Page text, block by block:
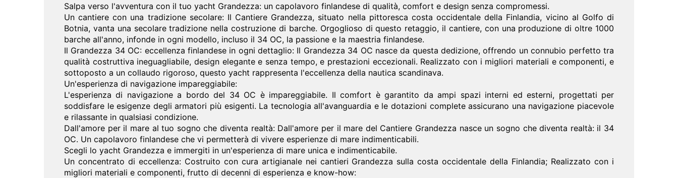
Salpa verso l'avventura con il tuo yacht Grandezza: un capolavoro finlandese di qualità, comfort e design senza compromessi.
Un cantiere con una tradizione secolare: Il Cantiere Grandezza, situato nella pittoresca costa occidentale della Finlandia, vicino al Golfo di
Botnia, vanta una secolare tradizione nella costruzione di barche. Orgoglioso di questo retaggio, il cantiere, con una produzione di oltre 1000
barche all'anno, infonde in ogni modello, incluso il 34 OC, la passione e la maestria finlandese.
Il Grandezza 34 OC: eccellenza finlandese in ogni dettaglio: Il Grandezza 34 OC nasce da questa dedizione, offrendo un connubio perfetto tra
qualità costruttiva ineguagliabile, design elegante e senza tempo, e prestazioni eccezionali. Realizzato con i migliori materiali e componenti, e
sottoposto a un collaudo rigoroso, questo yacht rappresenta l'eccellenza della nautica scandinava.
Un'esperienza di navigazione impareggiabile:
L'esperienza di navigazione a bordo del 34 OC è impareggiabile. Il comfort è garantito da ampi spazi interni ed esterni, progettati per
soddisfare le esigenze degli armatori più esigenti. La tecnologia all'avanguardia e le dotazioni complete assicurano una navigazione piacevole
e rilassante in qualsiasi condizione.
Dall'amore per il mare al tuo sogno che diventa realtà: Dall'amore per il mare del Cantiere Grandezza nasce un sogno che diventa realtà: il 34
OC. Un capolavoro finlandese che vi permetterà di vivere esperienze di mare indimenticabili.
Scegli lo yacht Grandezza e immergiti in un'esperienza di mare unica e indimenticabile.
Un concentrato di eccellenza: Costruito con cura artigianale nei cantieri Grandezza sulla costa occidentale della Finlandia; Realizzato con i
migliori materiali e componenti, frutto di decenni di esperienza e know-how: